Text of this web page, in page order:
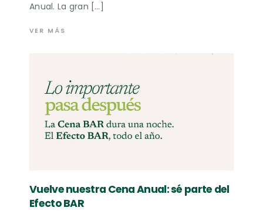
Anual. La gran […]
VER MÁS
Vuelve nuestra Cena Anual: sé parte del
Efecto BAR